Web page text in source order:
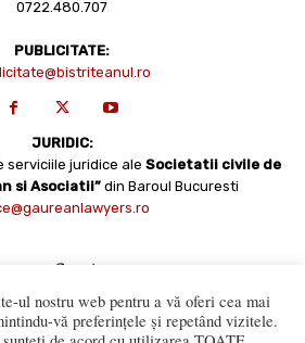
0722.480.707
PUBLICITATE:
JURIDIC:
serviciile juridice ale Societatii civile de
si Asociatii” din Baroul Bucuresti
ul nostru web pentru a vă oferi cea mai
vă preferințele și repetând vizitele.